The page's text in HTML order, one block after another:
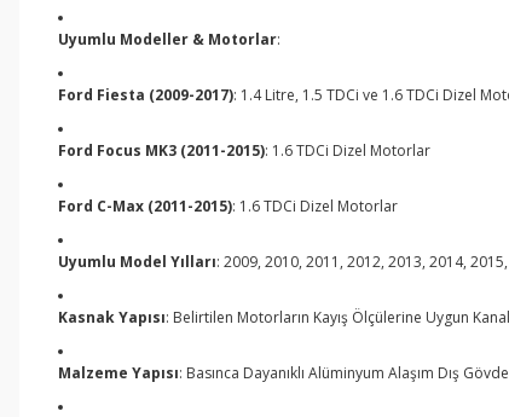
Uyumlu Modeller & Motorlar:
Ford Fiesta (2009-2017): 1.4 Litre, 1.5 TDCi ve 1.6 TDCi Dizel
Ford Focus MK3 (2011-2015): 1.6 TDCi Dizel Motorlar
Ford C-Max (2011-2015): 1.6 TDCi Dizel Motorlar
Uyumlu Model Yılları: 2009, 2010, 2011, 2012, 2013, 2014,
Kasnak Yapısı: Belirtilen Motorların Kayış Ölçülerine Uygun
Malzeme Yapısı: Basınca Dayanıklı Alüminyum Alaşım Dış